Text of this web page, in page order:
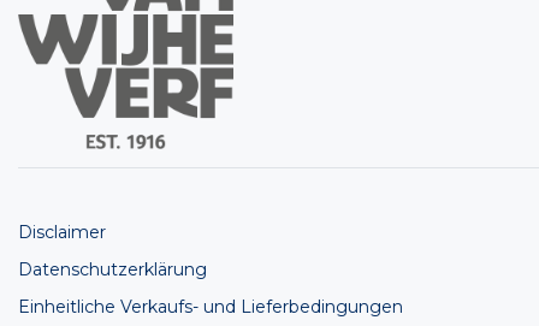
Disclaimer
Datenschutzerklärung
Einheitliche Verkaufs- und Lieferbedingungen